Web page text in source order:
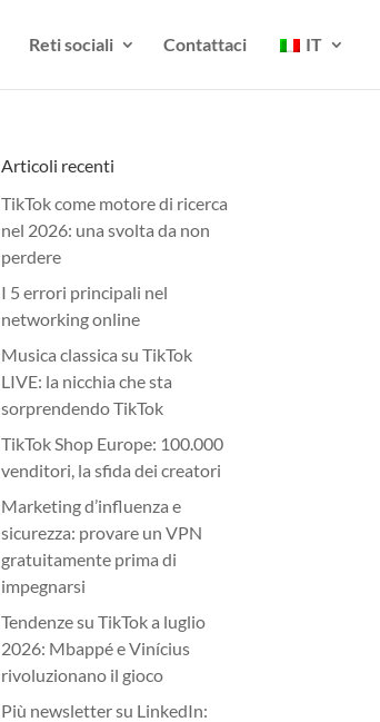
Reti sociali Contattaci IT
Articoli recenti
TikTok come motore di ricerca
nel 2026: una svolta da non
perdere
I 5 errori principali nel
networking online
Musica classica su TikTok
LIVE: la nicchia che sta
sorprendendo TikTok
TikTok Shop Europe: 100.000
venditori, la sfida dei creatori
Marketing d’influenza e
sicurezza: provare un VPN
gratuitamente prima di
impegnarsi
Tendenze su TikTok a luglio
2026: Mbappé e Vinícius
rivoluzionano il gioco
Più newsletter su LinkedIn: